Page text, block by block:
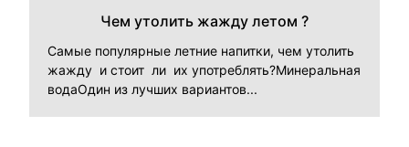
Чем утолить жажду летом ?
Самые популярные летние напитки, чем утолить
жажду и стоит ли их употреблять?Минеральная
водаОдин из лучших вариантов...